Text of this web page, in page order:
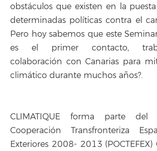
obstáculos que existen en la
determinadas políticas contra el
Pero hoy sabemos que este
es el primer contacto,
colaboración con Canarias para
climático durante muchos años?.
CLIMATIQUE forma parte del
Cooperación Transfronteriza
Exteriores 2008- 2013 (POCTEFEX)